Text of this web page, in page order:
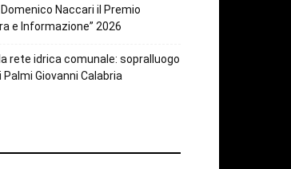
Domenico Naccari il Premio
e Informazione” 2026
rete idrica comunale: sopralluogo
Giovanni Calabria